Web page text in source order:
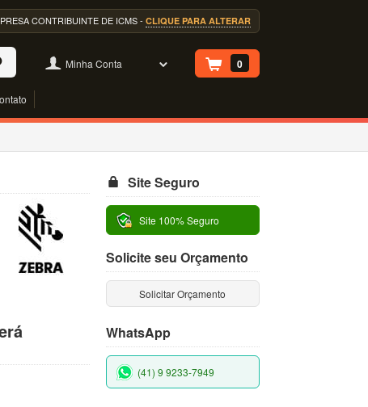
CONTRIBUINTE DE ICMS - CLIQUE PARA ALTERAR
Minha Conta 0
Site Seguro
Site 100% Seguro
Solicite seu Orçamento
Solicitar Orçamento
WhatsApp
(41) 9 9233-7949